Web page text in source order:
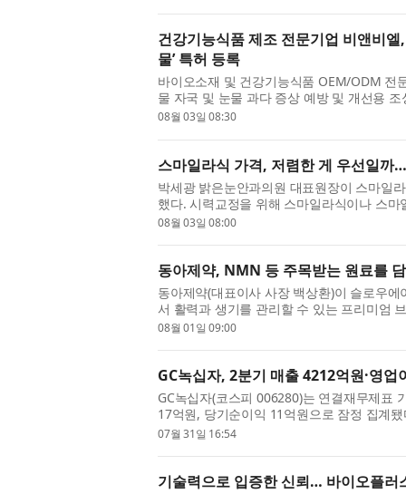
건강기능식품 제조 전문기업 비앤비
물’ 특허 등록
바이오소재 및 건강기능식품 OEM/ODM 전
물 자국 및 눈물 과다 증상 예방 및 개선용
허(특허번호 제10-2934219호)는 2025...
08월 03일 08:30
스마일라식 가격, 저렴한 게 우선일까
박세광 밝은눈안과의원 대표원장이 스마일
했다. 시력교정을 위해 스마일라식이나 스
된다. 병원마다 안내하는 가격이 다르...
08월 03일 08:00
동아제약, NMN 등 주목받는 원료를
동아제약(대표이사 사장 백상환)이 슬로우
서 활력과 생기를 관리할 수 있는 프리미엄
뷰티 시장에서는 나이에 구애받지 ...
08월 01일 09:00
GC녹십자, 2분기 매출 4212억원·영업
GC녹십자(코스피 006280)는 연결재무제표
17억원, 당기순이익 11억원으로 잠정 집계
빙의 연결 자회사 제외 효과와 함께 계절성 ...
07월 31일 16:54
기술력으로 입증한 신뢰… 바이오플러